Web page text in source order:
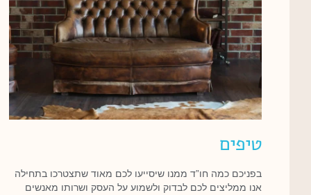
טיפים
בפניכם כמה חו”ד ממנו שיסייעו לכם מאוד שתצטרכו בתחילה
אנו ממליצים לכם לבדוק ולשמוע על העסק ושרותו מאנשים